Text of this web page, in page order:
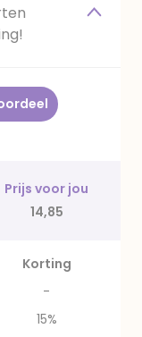
Prijs voor jou
14,85
Korting
-
15%